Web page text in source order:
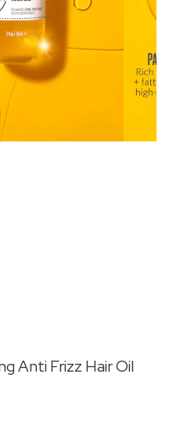
Anti Frizz Hair Oil